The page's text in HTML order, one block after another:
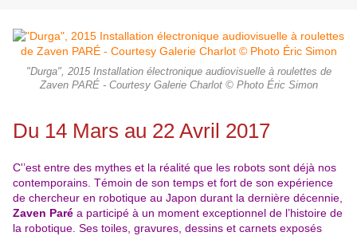
"Durga", 2015 Installation électronique audiovisuelle à roulettes de
Zaven PARÉ - Courtesy Galerie Charlot © Photo Éric Simon
Du 14 Mars au 22 Avril 2017
C'’est entre des mythes et la réalité que les robots sont déjà nos
contemporains. Témoin de son temps et fort de son expérience
de chercheur en robotique au Japon durant la dernière décennie,
Zaven Paré a participé à un moment exceptionnel de l’histoire de
la robotique. Ses toiles, gravures, dessins et carnets exposés